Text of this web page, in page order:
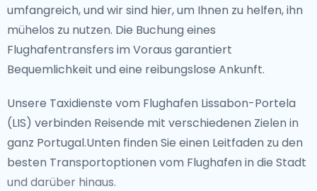
kunstvollen Azulejo-Fliesen und der lebhafte Time Out
Market zeichnen ein lebendiges Bild ihrer einzigartigen
Kultur.
Für Abenteurer, die darauf brennen, weniger
bekannte Juwelen zu entdecken, bietet Lissabon eine
Fülle von Überraschungen. Die LX Factory, ein
kreatives Enklave voller skurriler Boutiquen und
umfangreich, und wir sind hier, um Ihnen zu helfen, ihn
mühelos zu nutzen. Die Buchung eines
Flughafentransfers im Voraus garantiert
Bequemlichkeit und eine reibungslose Ankunft.
Unsere Taxidienste vom Flughafen Lissabon-Portela
(LIS) verbinden Reisende mit verschiedenen Zielen in
ganz Portugal.Unten finden Sie einen Leitfaden zu den
besten Transportoptionen vom Flughafen in die Stadt
und darüber hinaus.